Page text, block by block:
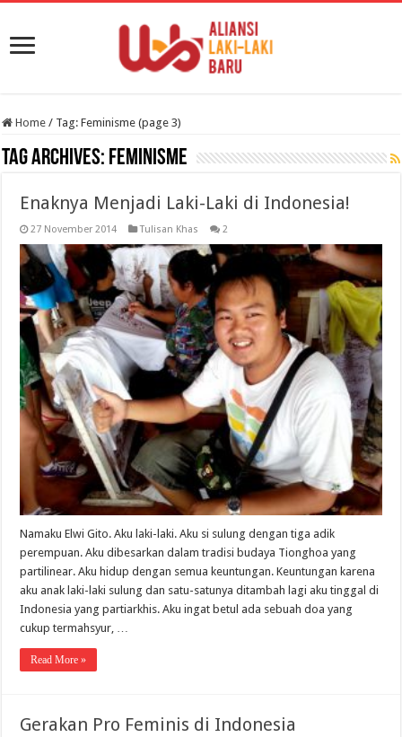
Home / Tag:Feminisme (page 3)
Tag Archives: Feminisme
Enaknya Menjadi Laki-Laki di Indonesia!
27 November 2014 Tulisan Khas 2
Namaku Elwi Gito. Aku laki-laki. Aku si sulung dengan tiga adik
perempuan. Aku dibesarkan dalam tradisi budaya Tionghoa yang
partilinear. Aku hidup dengan semua keuntungan. Keuntungan karena
aku anak laki-laki sulung dan satu-satunya ditambah lagi aku tinggal di
Indonesia yang partiarkhis. Aku ingat betul ada sebuah doa yang
cukup termahsyur, …
Read More »
Gerakan Pro Feminis di Indonesia